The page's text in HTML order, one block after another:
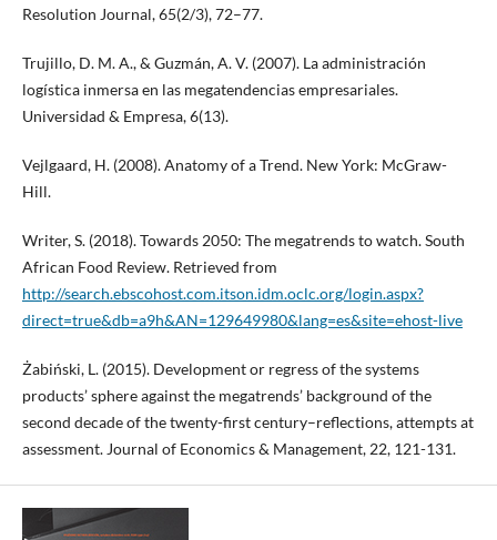
Resolution Journal, 65(2/3), 72–77.
Trujillo, D. M. A., & Guzmán, A. V. (2007). La administración
logística inmersa en las megatendencias empresariales.
Universidad & Empresa, 6(13).
Vejlgaard, H. (2008). Anatomy of a Trend. New York: McGraw-
Hill.
Writer, S. (2018). Towards 2050: The megatrends to watch. South
African Food Review. Retrieved from
http://search.ebscohost.com.itson.idm.oclc.org/login.aspx?
direct=true&db=a9h&AN=129649980&lang=es&site=ehost-live
Żabiński, L. (2015). Development or regress of the systems
products’ sphere against the megatrends’ background of the
second decade of the twenty-first century–reflections, attempts at
assessment. Journal of Economics & Management, 22, 121-131.